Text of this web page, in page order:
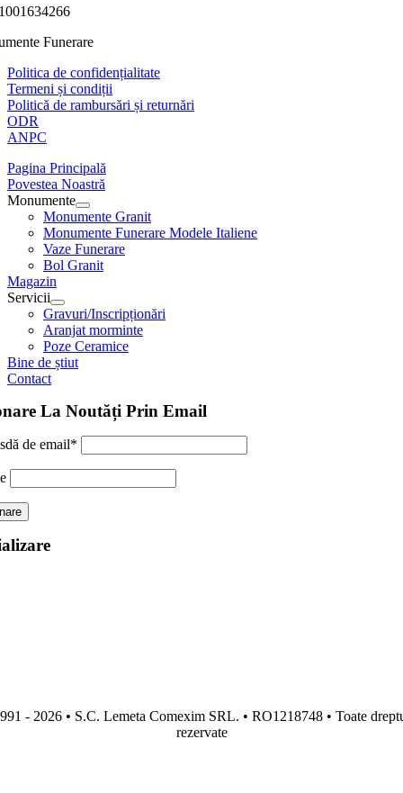
Funerare
Politica de confidențialitate
Termeni și condiții
Politică de rambursări și returnări
ODR
ANPC
Pagina Principală
Povestea Noastră
Monumente
Monumente Granit
Monumente Funerare Modele Italiene
Vaze Funerare
Bol Granit
Magazin
Servicii
Gravuri/Inscripționări
Aranjat morminte
Poze Ceramice
Bine de știut
Contact
La Noutăți Prin Email
de email*
- 2026 • S.C. Lemeta Comexim SRL. • RO1218748 • Toate
rezervate